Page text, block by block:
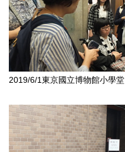
2019/6/1東京國立博物館小學堂